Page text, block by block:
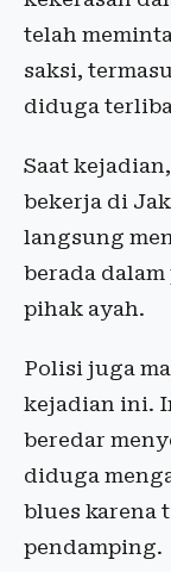
telah
saksi,
diduga
Saat
bekerja di
langsung
berada
pihak ayah.
Polisi juga
kejadian ini.
beredar
diduga
blues karena
pendamping.